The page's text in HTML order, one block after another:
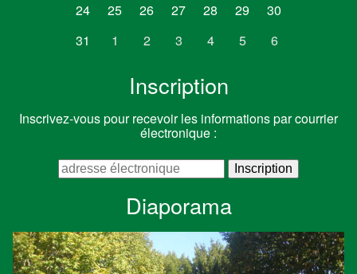
24
25 26 27 28 29
30
31
1 2 3 4 5 6
Inscription
Inscrivez-vous pour recevoir les informations par courrier
électronique :
Diaporama